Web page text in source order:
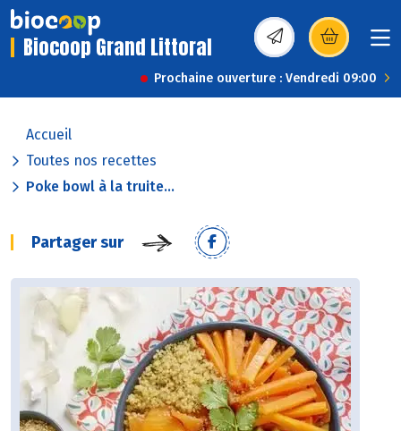
Biocoop Grand Littoral (s’ouvre dans une
Prochaine ouverture : Vendredi 09:00
Accueil
Toutes nos recettes
Poke bowl à la truite...
Partager sur